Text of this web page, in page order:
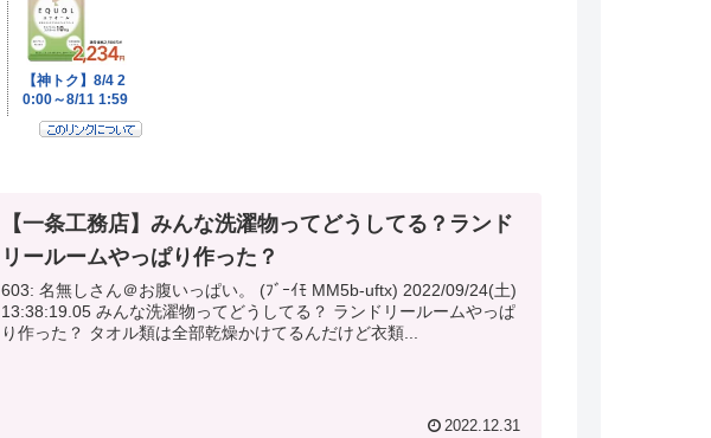
【一条工務店】みんな洗濯物ってどうしてる？ランド
リールームやっぱり作った？
603: 名無しさん＠お腹いっぱい。 (ﾌﾞｰｲﾓ MM5b-uftx) 2022/09/24(土)
13:38:19.05 みんな洗濯物ってどうしてる？ ランドリールームやっぱ
り作った？ タオル類は全部乾燥かけてるんだけど衣類...
2022.12.31